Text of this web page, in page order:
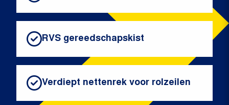
RVS gereedschapskist
Verdiept nettenrek voor rolzeilen